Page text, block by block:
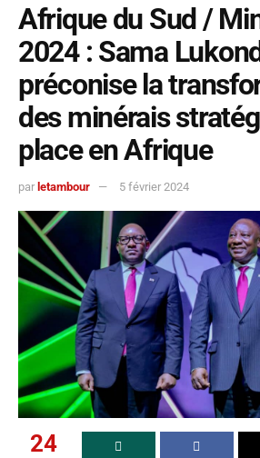
Afrique du Sud /
2024 : Sama
préconise la
des minérais
place en Afrique
par letambour 5 février 2024
24